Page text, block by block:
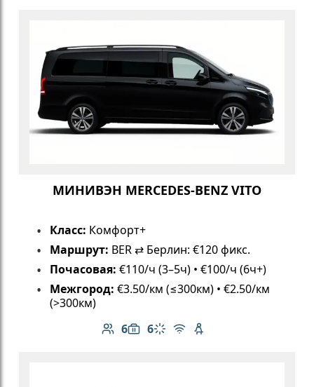
МИНИВЭН MERCEDES-BENZ VITO
Класс: Комфорт+
Маршрут: BER ⇄ Берлин: €120 фикс.
Почасовая: €110/ч (3–5ч) • €100/ч (6ч+)
Межгород: €3.50/км (≤300км) • €2.50/км
(>300км)
6
Количество пассажиров: 6
6
Вместимость багажа: 6
Климат-контроль
Бесплатный Wi-Fi
Детское кресло